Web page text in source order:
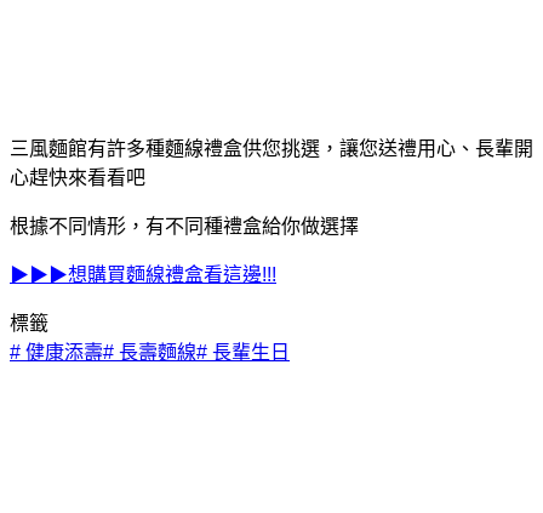
三風麵館有許多種麵線禮盒供您挑選，讓您送禮用心、長輩開
心趕快來看看吧
根據不同情形，有不同種禮盒給你做選擇
▶▶▶想購買麵線禮盒看這邊!!!
標籤
# 健康添壽# 長壽麵線# 長輩生日